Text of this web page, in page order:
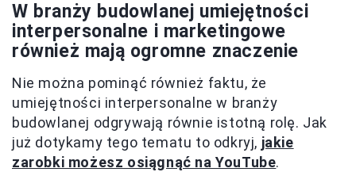
W branży budowlanej umiejętności
interpersonalne i marketingowe
również mają ogromne znaczenie
Nie można pominąć również faktu, że
umiejętności interpersonalne w branży
budowlanej odgrywają równie istotną rolę. Jak
już dotykamy tego tematu to odkryj, jakie
zarobki możesz osiągnąć na YouTube.